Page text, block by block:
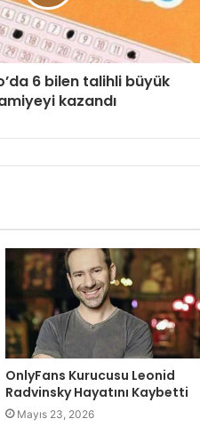
6 bilen talihli büyük
kazandı
OnlyFans Kurucusu Leonid
Radvinsky Hayatını Kaybetti
Mayıs 23, 2026